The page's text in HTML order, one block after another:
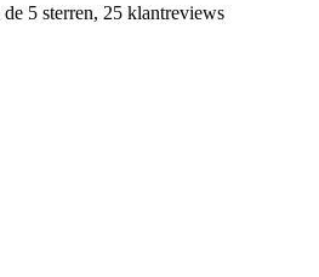
5 sterren, 25 klantreviews